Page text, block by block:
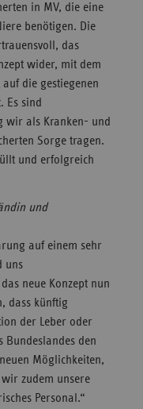
in MV, die eine
benötigen. Die
das
wider, mit dem
die gestiegenen
Es sind
wir als Kranken- und
Sorge tragen.
und erfolgreich
und
auf einem sehr
uns
neue Konzept nun
dass künftig
der Leber oder
Bundeslandes den
Möglichkeiten,
zudem unsere
Personal.“